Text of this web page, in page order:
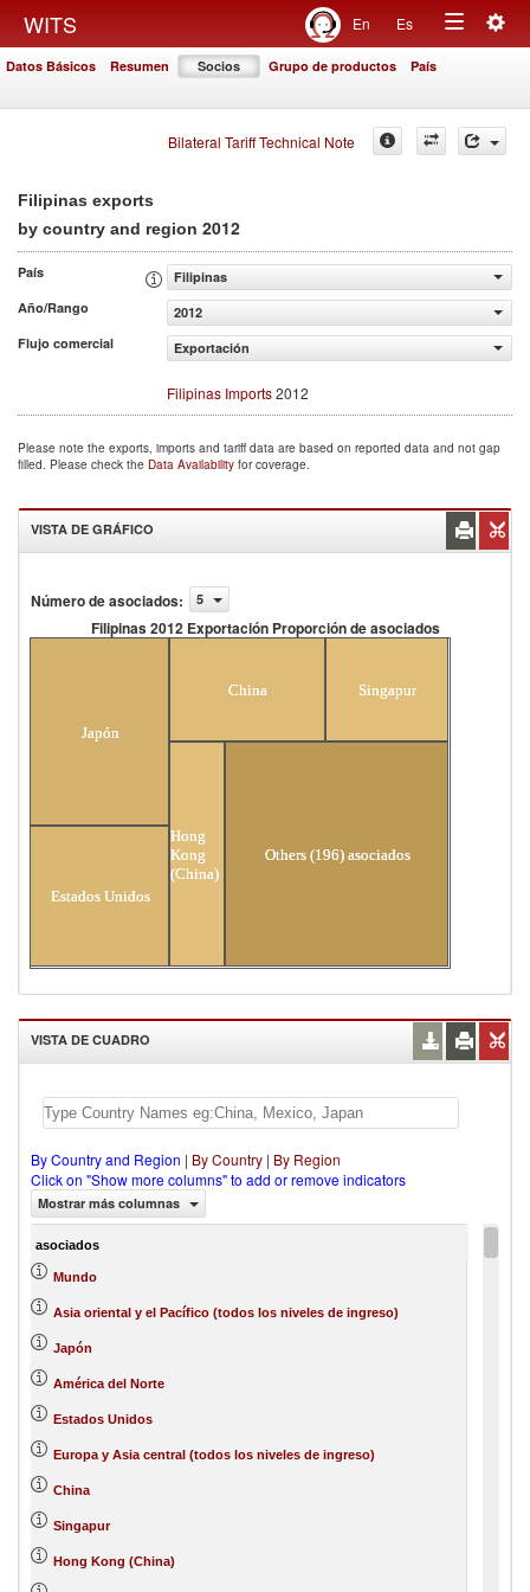
WITS En Es
Toggle
Datos Básicos Resumen Socios Grupo de productos País
Bilateral Tariff Technical Note
Filipinas exports
by country and region 2012
País
Filipinas
Año/Rango
2012
Flujo comercial
Exportación
Filipinas Imports2012
Please note the exports, imports and tariff data are based on reported data and not gap
filled. Please check the Data Availability for coverage.
VISTA DE GRÁFICO
Número de asociados: 5
Filipinas 2012 Exportación Proporción de asociados
Japón
Estados Unidos
China Singapur
Hong
Kong
(China)
Others (196) asociados
VISTA DE CUADRO
By Country and Region | By Country | By Region
Click on "Show more columns" to add or remove indicators
Mostrar más columnas
asociados
Mundo
Asia oriental y el Pacífico (todos los niveles de ingreso)
Japón
América del Norte
Estados Unidos
Europa y Asia central (todos los niveles de ingreso)
China
Singapur
Hong Kong (China)